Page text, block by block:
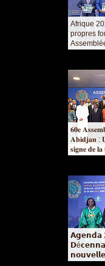
Afrique
propres
𝟔𝟎𝐞
𝐀𝐛𝐢𝐝𝐣𝐚𝐧 :
𝐬𝐢𝐠𝐧𝐞 𝐝𝐞 𝐥𝐚
𝗔𝗴𝗲𝗻𝗱𝗮